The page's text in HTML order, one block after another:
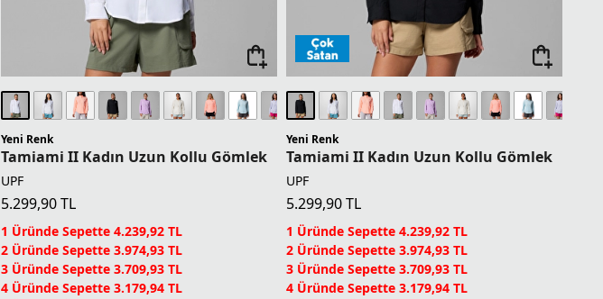
UPF
5.299,90
1 Üründe Sepette 4.239,92 TL
2 Üründe Sepette 3.974,93 TL
3 Üründe Sepette 3.709,93 TL
4 Üründe Sepette 3.179,94 TL
5 Ürün ve Üzerinde Sepette 2.649,95 TL
Columbia Dünyası Üyelerine Sepette Ek %5
İndirim
UPF
5.299,90
1 Üründe Sepette 4.239,92 TL
2 Üründe Sepette 3.974,93 TL
3 Üründe Sepette 3.709,93 TL
4 Üründe Sepette 3.179,94 TL
5 Ürün ve Üzerinde Sepette 2.649,95 TL
Columbia Dünyası Üyelerine Sepette Ek %5
İndirim